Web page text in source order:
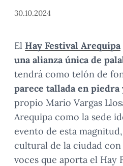
30.10.2024
El Hay Festival Arequipa
una alianza única de
tendrá como telón de
parece tallada en piedra
propio Mario Vargas
Arequipa como la sede
evento de esta
cultural de la ciudad con
voces que aporta el Hay